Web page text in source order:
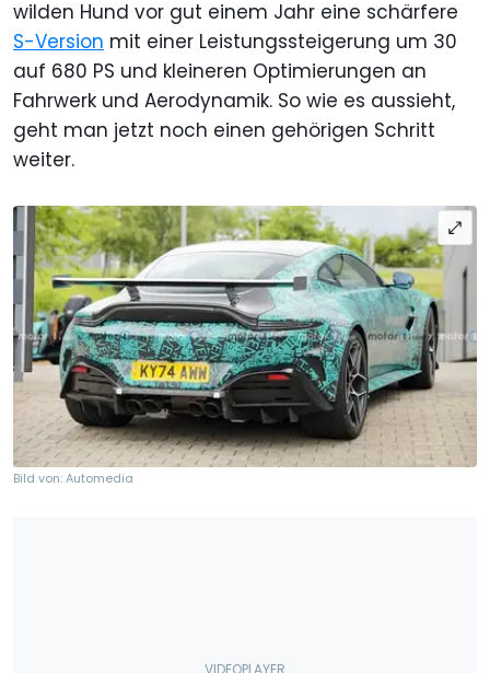
wilden Hund vor gut einem Jahr eine schärfere
S-Version mit einer Leistungssteigerung um 30
auf 680 PS und kleineren Optimierungen an
Fahrwerk und Aerodynamik. So wie es aussieht,
geht man jetzt noch einen gehörigen Schritt
weiter.
Bild von: Automedia